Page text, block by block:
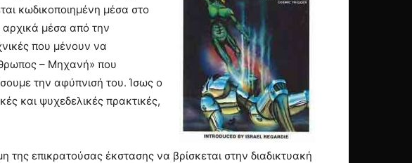
κωδικοποιημένη μέσα στο
αρχικά μέσα από την
που μένουν να
– Μηχανή» που
την αφύπνισή του. Ίσως ο
και ψυχεδελικές πρακτικές,
επικρατούσας έκστασης να βρίσκεται στην διαδικτυακή